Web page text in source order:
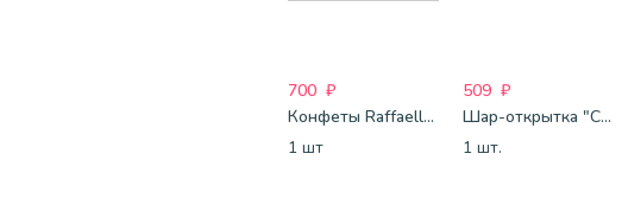
700 ₽
Конфеты Raffaello с цельным миндальным орехом в кокосовой обсыпке 150 г
1 шт
509 ₽
Шар-открытка "Сердце" (45 см) - 2
1 шт.